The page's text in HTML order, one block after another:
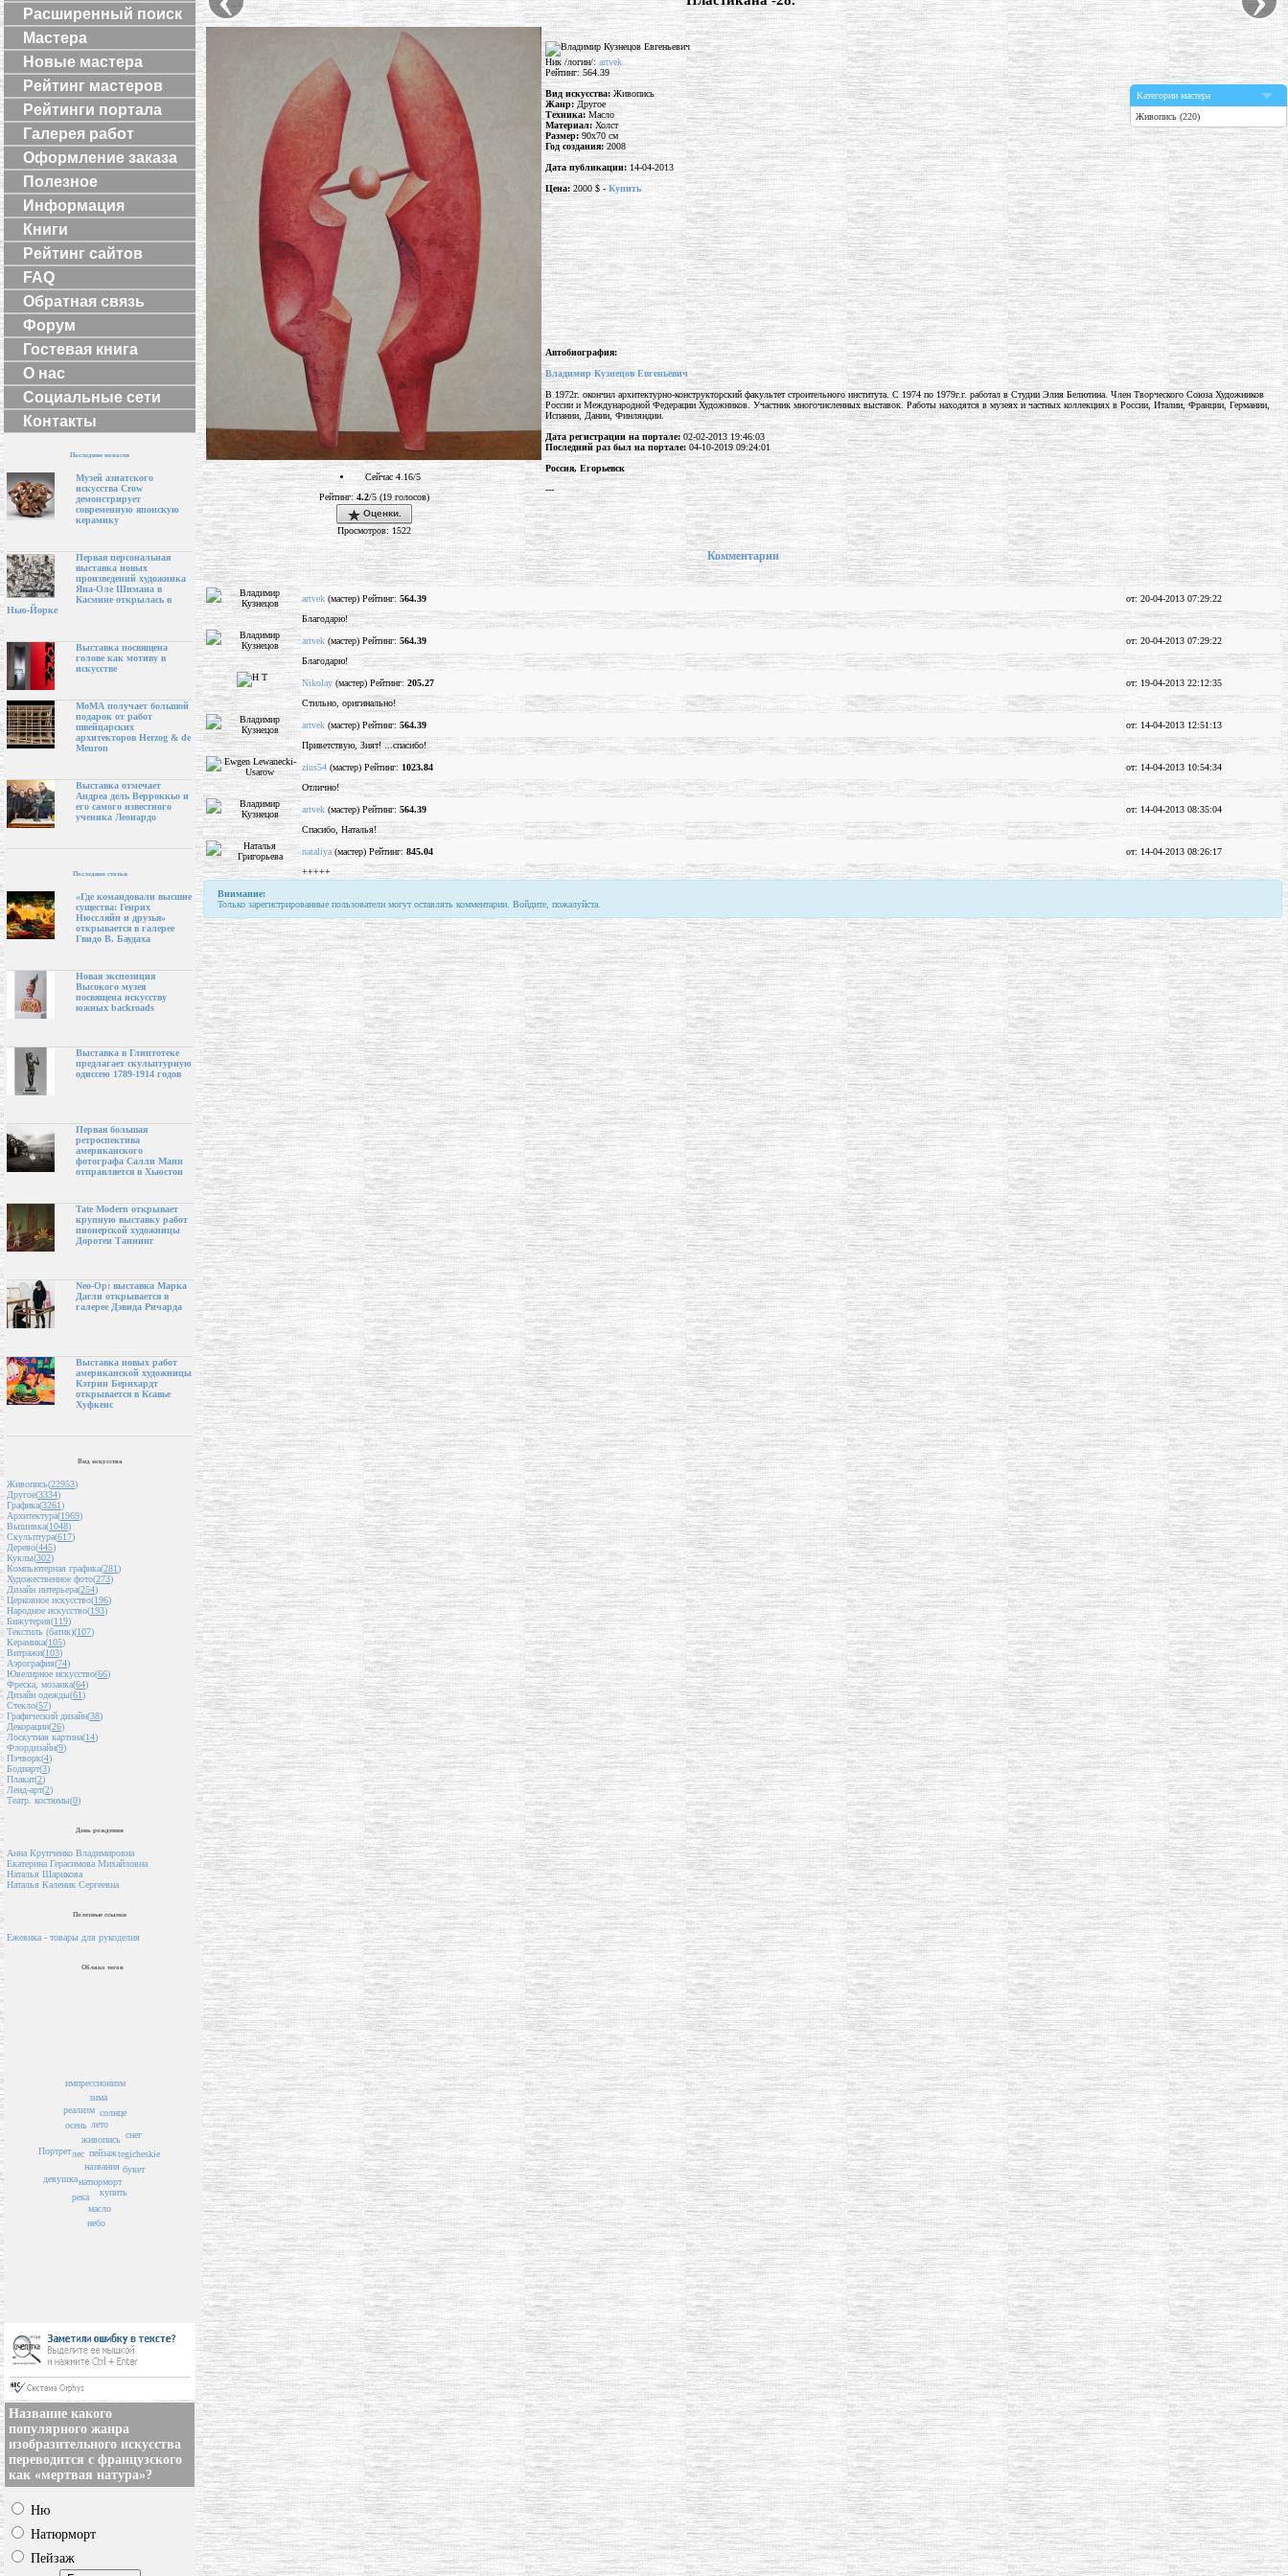
Расширенный поиск
Мастера
Новые мастера
Рейтинг мастеров
Рейтинги портала
Галерея работ
Оформление заказа
Полезное
Информация
Книги
Рейтинг сайтов
FAQ
Обратная связь
Форум
Гостевая книга
О нас
Социальные сети
Контакты
Последние новости
Музей азиатского
искусства Crow
демонстрирует
современную японскую
керамику
Первая персональная
выставка новых
произведений художника
Яна-Оле Шимана в
Касмине открылась в
Нью-Йорке
Выставка посвящена
голове как мотиву в
искусстве
МоМА получает большой
подарок от работ
швейцарских
архитекторов Herzog & de
Meuron
Выставка отмечает
Андреа дель Верроккьо и
его самого известного
ученика Леонардо
Последние статьи
«Где командовали высшие
существа: Генрих
Нюссляйн и друзья»
открывается в галерее
Гвидо В. Баудаха
Новая экспозиция
Высокого музея
посвящена искусству
южных backroads
Выставка в Глиптотеке
предлагает скульптурную
одиссею 1789-1914 годов
Первая большая
ретроспектива
американского
фотографа Салли Манн
отправляется в Хьюстон
Tate Modern открывает
крупную выставку работ
пионерской художницы
Доротеи Таннинг
Neo-Op: выставка Марка
Дагли открывается в
галерее Дэвида Ричарда
Выставка новых работ
американской художницы
Кэтрин Бернхардт
открывается в Ксавье
Хуфкенс
Вид искусства
Живопись(22953)
Другое(3334)
Графика(3261)
Архитектура(1969)
Вышивка(1048)
Скульптура(617)
Дерево(445)
Куклы(302)
Компьютерная графика(281)
Художественное фото(273)
Дизайн интерьера(254)
Церковное искусство(196)
Народное искусство(193)
Бижутерия(119)
Текстиль (батик)(107)
Керамика(105)
Витражи(103)
Аэрография(74)
Ювелирное искусство(66)
Фреска, мозаика(64)
Дизайн одежды(61)
Стекло(57)
Графический дизайн(38)
Декорации(26)
Лоскутная картина(14)
Флордизайн(9)
Пэчворк(4)
Бодиарт(3)
Плакат(2)
Ленд-арт(2)
Театр. костюмы(0)
День рождения
Анна Крупченко Владимировна
Екатерина Герасимова Михайловна
Наталья Шарикова
Наталья Каленик Сергеевна
Полезные ссылки
Ежевика - товары для рукоделия
Облако тегов
пейзаж
названия
живопись
лето
натюрморт
купить
солнце
лес
зима
осень
букет
масло
река
снег
tegicheskie
реализм
небо
импрессионизм
Портрет
девушка
Название какого
популярного жанра
изобразительного искусства
переводится с французского
как «мертвая натура»?
Ню
Натюрморт
Пейзаж
Сейчас 4.16/5
Рейтинг: 4.2/5 (19 голосов)
Оценки.
Просмотров: 1522
Ник /логин/:artvek
Рейтинг: 564.39
Вид искусства: Живопись
Жанр: Другое
Техника:Масло
Материал:Холст
Размер:90x70 см
Год создания:2008
Дата публикации: 14-04-2013
Цена:2000 $ - Купить
Категории мастера
Живопись (220)
Автобиография:
Владимир Кузнецов Евгеньевич
В 1972г. окончил архитектурно-конструкторский факультет строительного института. С 1974 по 1979г.г. работал в Студии Элия Белютина. Член Творческого Союза Художников
России и Международной Федерации Художников. Участник многочисленных выставок. Работы находятся в музеях и частных коллекциях в России, Италии, Франции, Германии,
Испании, Дании, Финляндии.
Дата регистрации на портале: 02-02-2013 19:46:03
Последний раз был на портале:04-10-2019 09:24:01
Россия, Егорьевск
---
Комментарии
artvek (мастер) Рейтинг: 564.39
от: 20-04-2013 07:29:22
Благодарю!
artvek (мастер) Рейтинг: 564.39
от: 20-04-2013 07:29:22
Благодарю!
Nikolay (мастер) Рейтинг: 205.27
от: 19-04-2013 22:12:35
Стильно, оригинально!
artvek (мастер) Рейтинг: 564.39
от: 14-04-2013 12:51:13
Приветствую, Зият! ...спасибо!
zius54 (мастер) Рейтинг: 1023.84
от: 14-04-2013 10:54:34
Отлично!
artvek (мастер) Рейтинг: 564.39
от: 14-04-2013 08:35:04
Спасибо, Наталья!
nataliya (мастер) Рейтинг: 845.04
от: 14-04-2013 08:26:17
+++++
Внимание:
Только зарегистрированные пользователи могут оставлять комментарии. Войдите, пожалуйста.